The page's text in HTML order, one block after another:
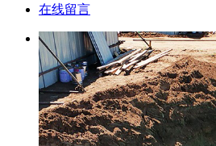
在线留言